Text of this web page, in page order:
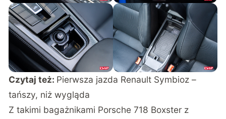
Czytaj też: Pierwsza jazda Renault Symbioz –
tańszy, niż wygląda
Z takimi bagażnikami Porsche 718 Boxster z